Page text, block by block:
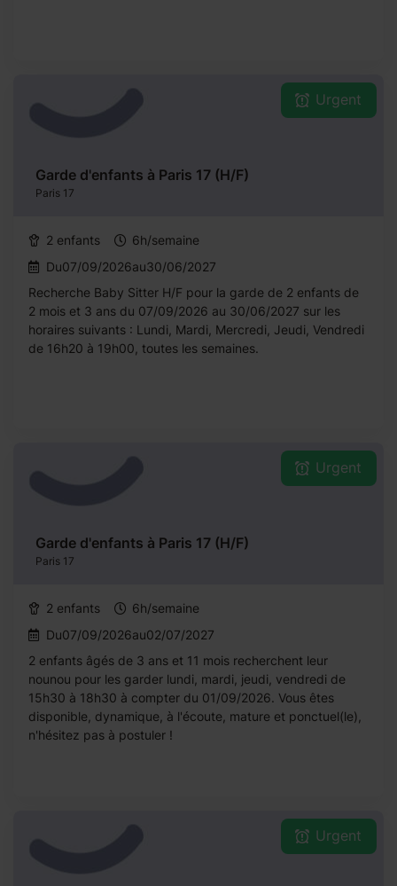
Garde d'enfants à Paris 17 (H/F)
Paris 17
Urgent
2 enfants
6h/semaine
Du07/09/2026au30/06/2027
Recherche Baby Sitter H/F pour la garde de 2 enfants de
2 mois et 3 ans du 07/09/2026 au 30/06/2027 sur les
horaires suivants : Lundi, Mardi, Mercredi, Jeudi, Vendredi
de 16h20 à 19h00, toutes les semaines.
Garde d'enfants à Paris 17 (H/F)
Paris 17
Urgent
2 enfants
6h/semaine
Du07/09/2026au02/07/2027
2 enfants âgés de 3 ans et 11 mois recherchent leur
nounou pour les garder lundi, mardi, jeudi, vendredi de
15h30 à 18h30 à compter du 01/09/2026. Vous êtes
disponible, dynamique, à l'écoute, mature et ponctuel(le),
n'hésitez pas à postuler !
Urgent